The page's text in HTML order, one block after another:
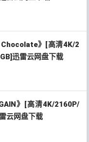
Chocolate》[高清4K/2
迅雷云网盘下载
》[高清4K/2160P/
云网盘下载